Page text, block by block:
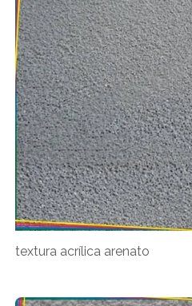
textura acrílica arenato